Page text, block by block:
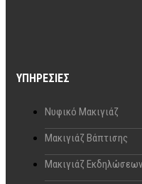
ΥΠΗΡΕΣΊΕΣ
Νυφικό Μακιγιάζ
Μακιγιάζ Βάπτισης
Μακιγιάζ Εκδηλώσεων